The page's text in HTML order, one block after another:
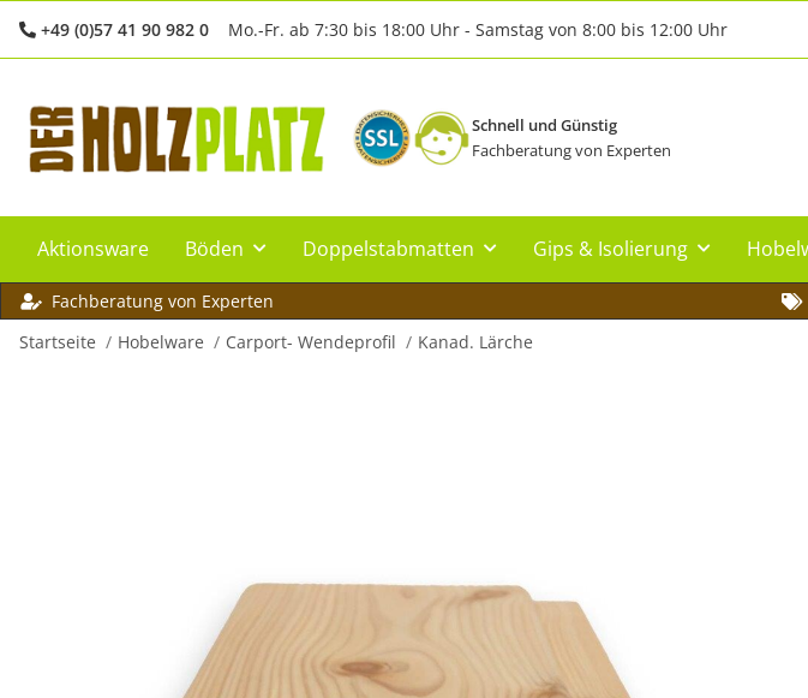
+49 (0)57 41 90 982 0 Mo.-Fr. ab 7:30 bis 18:00 Uhr - Samstag von 8:00 bis 12:00 Uhr
Schnell und Günstig
Fachberatung von Experten
Aktionsware Böden Doppelstabmatten Gips & Isolierung
Fachberatung von Experten
Startseite
Hobelware Carport- Wendeprofil Kanad. Lärche